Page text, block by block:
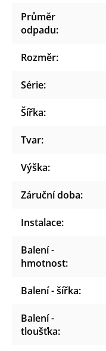
Průměr
odpadu:
Rozměr:
Série:
Šířka:
Tvar:
Výška:
Záruční doba:
Instalace:
Balení -
hmotnost:
Balení - šířka:
Balení -
tloušťka: